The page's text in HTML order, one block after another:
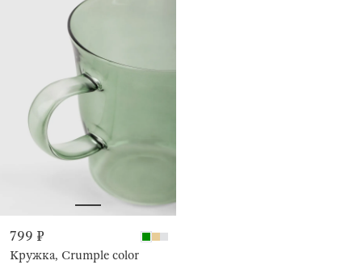
799 ₽
Кружка, Crumple color